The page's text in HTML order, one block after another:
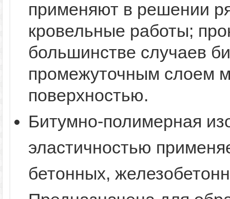
применяют в решении
кровельные работы;
большинстве случаев
промежуточным слоем
поверхностью.
Битумно-полимерная
эластичностью
бетонных,